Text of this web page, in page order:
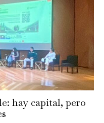
hay capital, pero